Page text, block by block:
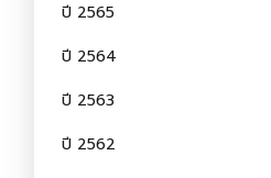
ปี 2565
ปี 2564
ปี 2563
ปี 2562